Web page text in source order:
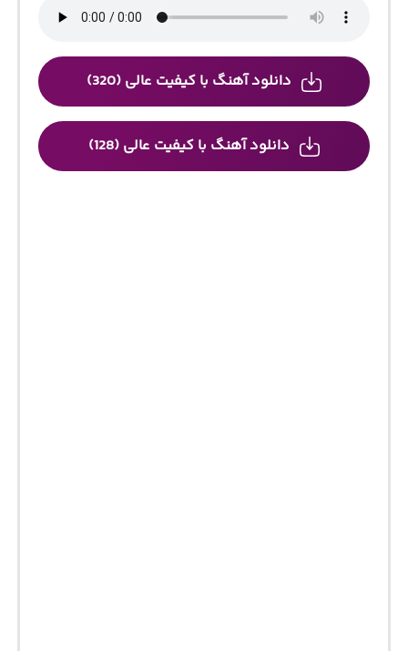
دانلود آهنگ با کیفیت عالی (320)
دانلود آهنگ با کیفیت عالی (128)